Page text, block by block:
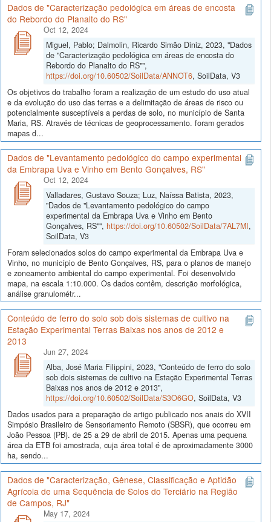
Dados de "Caracterização pedológica em áreas de encosta
do Rebordo do Planalto do RS"
Oct 12, 2024
Miguel, Pablo; Dalmolin, Ricardo Simão Diniz, 2023, "Dados
de "Caracterização pedológica em áreas de encosta do
Rebordo do Planalto do RS"",
https://doi.org/10.60502/SoilData/ANNOT6, SoilData, V3
Os objetivos do trabalho foram a realização de um estudo do uso atual
e da evolução do uso das terras e a delimitação de áreas de risco ou
potencialmente susceptíveis a perdas de solo, no município de Santa
Maria, RS. Através de técnicas de geoprocessamento. foram gerados
mapas d...
Dados de "Levantamento pedológico do campo experimental
da Embrapa Uva e Vinho em Bento Gonçalves, RS"
Oct 12, 2024
Valladares, Gustavo Souza; Luz, Naíssa Batista, 2023,
"Dados de "Levantamento pedológico do campo
experimental da Embrapa Uva e Vinho em Bento
Gonçalves, RS"", https://doi.org/10.60502/SoilData/7AL7MI,
SoilData, V3
Foram selecionados solos do campo experimental da Embrapa Uva e
Vinho, no município de Bento Gonçalves, RS, para o planos de manejo
e zoneamento ambiental do campo experimental. Foi desenvolvido
mapa, na escala 1:10.000. Os dados contêm, descrição morfológica,
análise granulométr...
Conteúdo de ferro do solo sob dois sistemas de cultivo na
Estação Experimental Terras Baixas nos anos de 2012 e
2013
Jun 27, 2024
Alba, José Maria Filippini, 2023, "Conteúdo de ferro do solo
sob dois sistemas de cultivo na Estação Experimental Terras
Baixas nos anos de 2012 e 2013",
https://doi.org/10.60502/SoilData/S3O6GO, SoilData, V3
Dados usados para a preparação de artigo publicado nos anais do XVII
Simpósio Brasileiro de Sensoriamento Remoto (SBSR), que ocorreu em
João Pessoa (PB). de 25 a 29 de abril de 2015. Apenas uma pequena
área da ETB foi amostrada, cuja área total é de aproximadamente 3000
ha, sendo...
Dados de "Caracterização, Gênese, Classificação e Aptidão
Agrícola de uma Sequência de Solos do Terciário na Região
de Campos, RJ"
May 17, 2024